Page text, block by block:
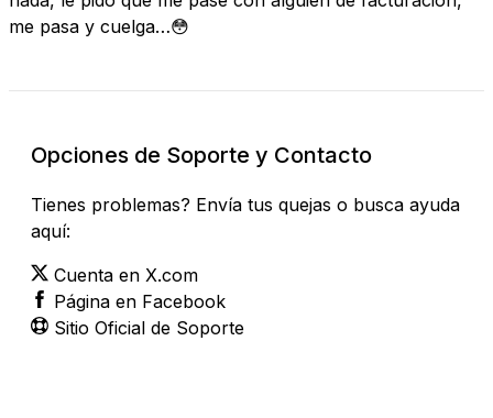
me pasa y cuelga…😳
Opciones de Soporte y Contacto
Tienes problemas? Envía tus quejas o busca ayuda
aquí:
Cuenta en X.com
Página en Facebook
Sitio Oficial de Soporte